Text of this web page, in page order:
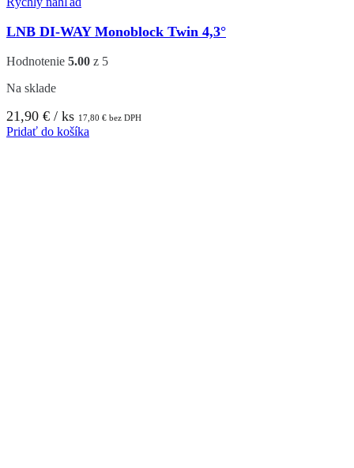
LNB DI-WAY Monoblock Twin 4,3°
Hodnotenie 5.00 z 5
Na sklade
21,90 € / ks 17,80 € bez DPH
Pridať do košíka